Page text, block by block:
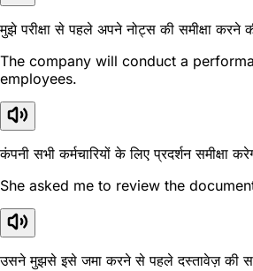
मुझे परीक्षा से पहले अपने नोट्स की समीक्षा करने
The company will conduct a
employees.
कंपनी सभी कर्मचारियों के लिए प्रदर्शन समीक्षा
She asked me to review the
उसने मुझसे इसे जमा करने से पहले दस्तावेज़ की